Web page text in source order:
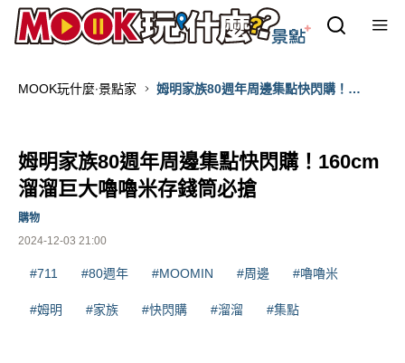
MOOK玩什麼‧景點家
姆明家族80週年周邊集點快閃購！
姆明家族80週年周邊集點快閃購！160cm
溜溜巨大嚕嚕米存錢筒必搶
2024-12-03 21:00
購物
#711 #80週年 #MOOMIN #周邊 #嚕嚕米
#姆明 #家族 #快閃購 #溜溜 #集點